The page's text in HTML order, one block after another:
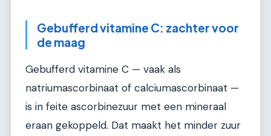
Gebufferd vitamine C: zachter voor
de maag
Gebufferd vitamine C — vaak als
natriumascorbinaat of calciumascorbinaat —
is in feite ascorbinezuur met een mineraal
eraan gekoppeld. Dat maakt het minder zuur